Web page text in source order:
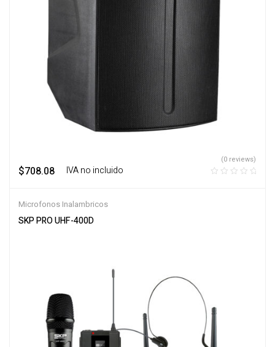
$708.08 ‎ ‎ ‎ IVA no incluido
(0 reviews)
Microfonos Inalambricos
SKP PRO UHF-400D